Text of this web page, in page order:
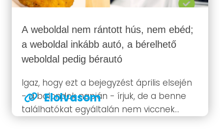
A weboldal nem rántott hús, nem ebéd;
a weboldal inkább autó, a bérelhető
weboldal pedig bérautó
Igaz, hogy ezt a bejegyzést április elsején
- a bolondok napján - írjuk, de a benne
találhatókat egyáltalán nem viccnek
szánjuk. Sajnos napjainkban "sokan
Elolvasom